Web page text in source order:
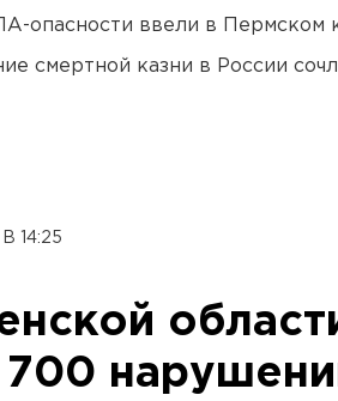
опасности ввели в Пермском
смертной казни в России
14:25
700